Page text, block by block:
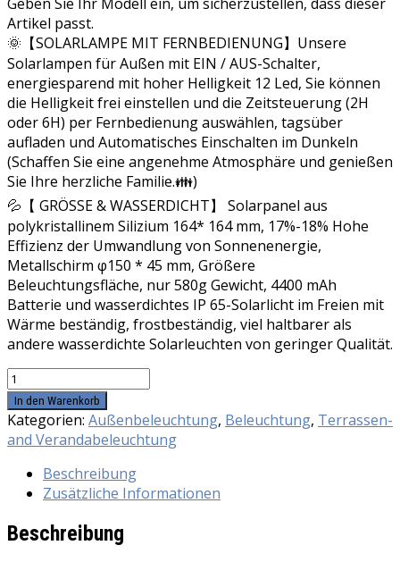
Artikel passt.
🌞【SOLARLAMPE MIT FERNBEDIENUNG】Unsere
Solarlampen für Außen mit EIN / AUS-Schalter,
energiesparend mit hoher Helligkeit 12 Led, Sie können
die Helligkeit frei einstellen und die Zeitsteuerung (2H
oder 6H) per Fernbedienung auswählen, tagsüber
aufladen und Automatisches Einschalten im Dunkeln
(Schaffen Sie eine angenehme Atmosphäre und genießen
Sie Ihre herzliche Familie.👪)
💦【 GRÖSSE & WASSERDICHT】 Solarpanel aus
polykristallinem Silizium 164* 164 mm, 17%-18% Hohe
Effizienz der Umwandlung von Sonnenenergie,
Metallschirm φ150 * 45 mm, Größere
Beleuchtungsfläche, nur 580g Gewicht, 4400 mAh
Batterie und wasserdichtes IP 65-Solarlicht im Freien mit
Wärme beständig, frostbeständig, viel haltbarer als
andere wasserdichte Solarleuchten von geringer Qualität.
Fichaiy
Solarlampen
für
Außen
Hängelampe-
IP65
Fernbedienung-
In den Warenkorb
Kategorien: Außenbeleuchtung, Beleuchtung, Terrassen-
and Verandabeleuchtung
Beschreibung
Zusätzliche Informationen
Beschreibung